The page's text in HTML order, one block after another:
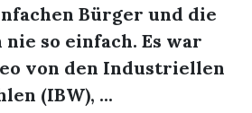
Bürger und die
so einfach. Es war
von den Industriellen
(IBW), ...